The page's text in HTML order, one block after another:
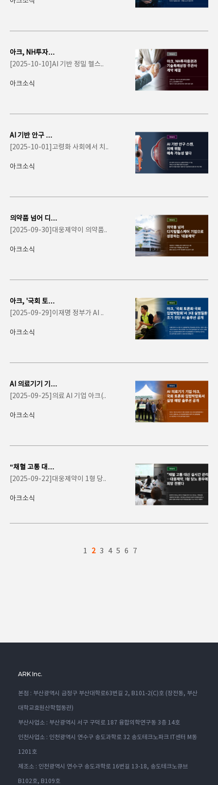
아크, NH투자증
권과 기술특례상
장 주관사 계약 체
결
[2025-10-10]AI 기반 정밀 헬스..
아크소식
AI 기반 안구 스
캔, 치매 위험 예
측 가능성 열다
[2025-10-01]고령화 사회에서 치..
아크소식
의약품 넘어 디지
털헬스케어 기업
으로 성장하는 '..
[2025-09-30]대웅제약이 의약품..
아크소식
아크, '국회 토론
회·국회 입법박람
회'서 3..
[2025-09-29]이재명 정부가 AI ..
아크소식
AI 의료기기 기업
아크, 국회 토론
회·입법박람회서
..
[2025-09-25]의료 AI 기업 아크(..
아크소식
“채혈 고통 대신
실시간 관리”…
대웅제약, 1형 당
뇨..
[2025-09-22]대웅제약이 1형 당..
아크소식
1 2 3 4 5 6 7
ARK Inc.
본점 : 부산광역시 금정구 부산대학로63번길 2, B101-2(C)호 (장전동, 부산
대학교효원산학협동관)
부산사업소 : 부산광역시 서구 구덕로 187 융합의학연구동 3층 14호
인천사업소 : 인천광역시 연수구 송도과학로 32 송도테크노파크 IT센터 M동
1201호
제조소 : 인천광역시 연수구 송도과학로 16번길 13-18, 송도테크노큐브
B102호, B109호